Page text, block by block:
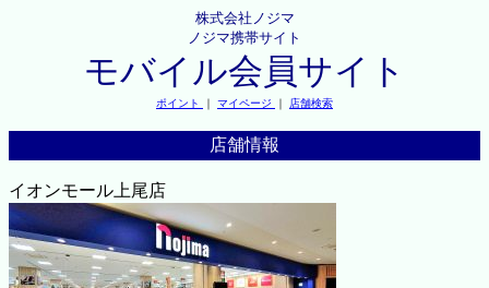
株式会社ノジマ
ノジマ携帯サイト
モバイル会員サイト
ポイント ｜ マイページ ｜ 店舗検索
店舗情報
イオンモール上尾店